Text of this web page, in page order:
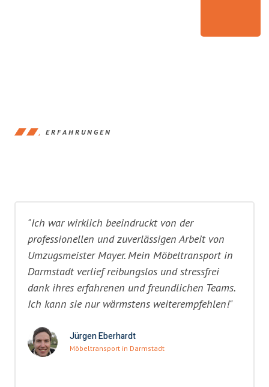
ERFAHRUNGEN
"Ich war wirklich beeindruckt von der
professionellen und zuverlässigen Arbeit von
Umzugsmeister Mayer. Mein Möbeltransport in
Darmstadt verlief reibungslos und stressfrei
dank ihres erfahrenen und freundlichen Teams.
Ich kann sie nur wärmstens weiterempfehlen!"
Jürgen Eberhardt
Möbeltransport in Darmstadt